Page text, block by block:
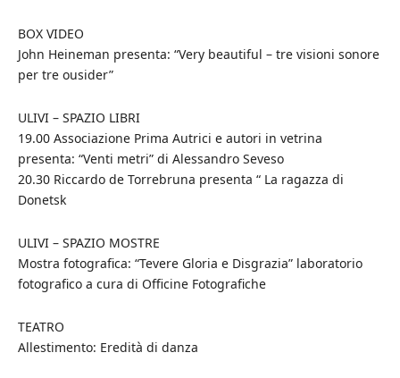
BOX VIDEO
John Heineman presenta: “Very beautiful – tre visioni sonore
per tre ousider”
ULIVI – SPAZIO LIBRI
19.00 Associazione Prima Autrici e autori in vetrina
presenta: “Venti metri” di Alessandro Seveso
20.30 Riccardo de Torrebruna presenta “ La ragazza di
Donetsk
ULIVI – SPAZIO MOSTRE
Mostra fotografica: “Tevere Gloria e Disgrazia” laboratorio
fotografico a cura di Officine Fotografiche
TEATRO
Allestimento: Eredità di danza